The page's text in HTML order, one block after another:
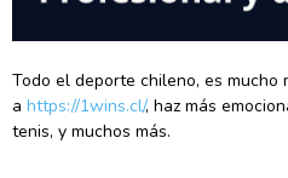
Todo el deporte chileno, es mucho
a https://1wins.cl/, haz más
tenis, y muchos más.